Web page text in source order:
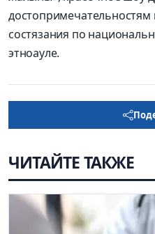
достопримечательностям
состязания по
этноауле.
ЧИТАЙТЕ ТАКЖЕ